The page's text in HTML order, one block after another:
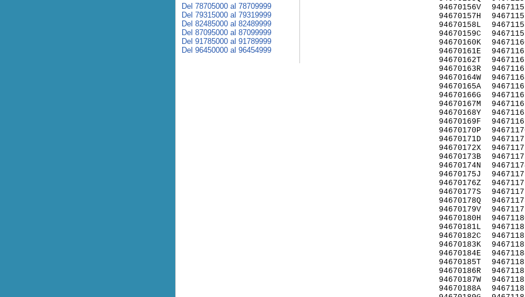
94670156V
94670157H
94670158L
94670159C
94670160K
94670161E
94670162T
94670163R
94670164W
94670165A
94670166G
94670167M
94670168Y
94670169F
94670170P
94670171D
94670172X
94670173B
94670174N
94670175J
94670176Z
94670177S
94670178Q
94670179V
94670180H
94670181L
94670182C
94670183K
94670184E
94670185T
94670186R
94670187W
94670188A
Del 78705000 al 78709999
Del 79315000 al 79319999
Del 82485000 al 82489999
Del 87095000 al 87099999
Del 91785000 al 91789999
Del 96450000 al 96454999